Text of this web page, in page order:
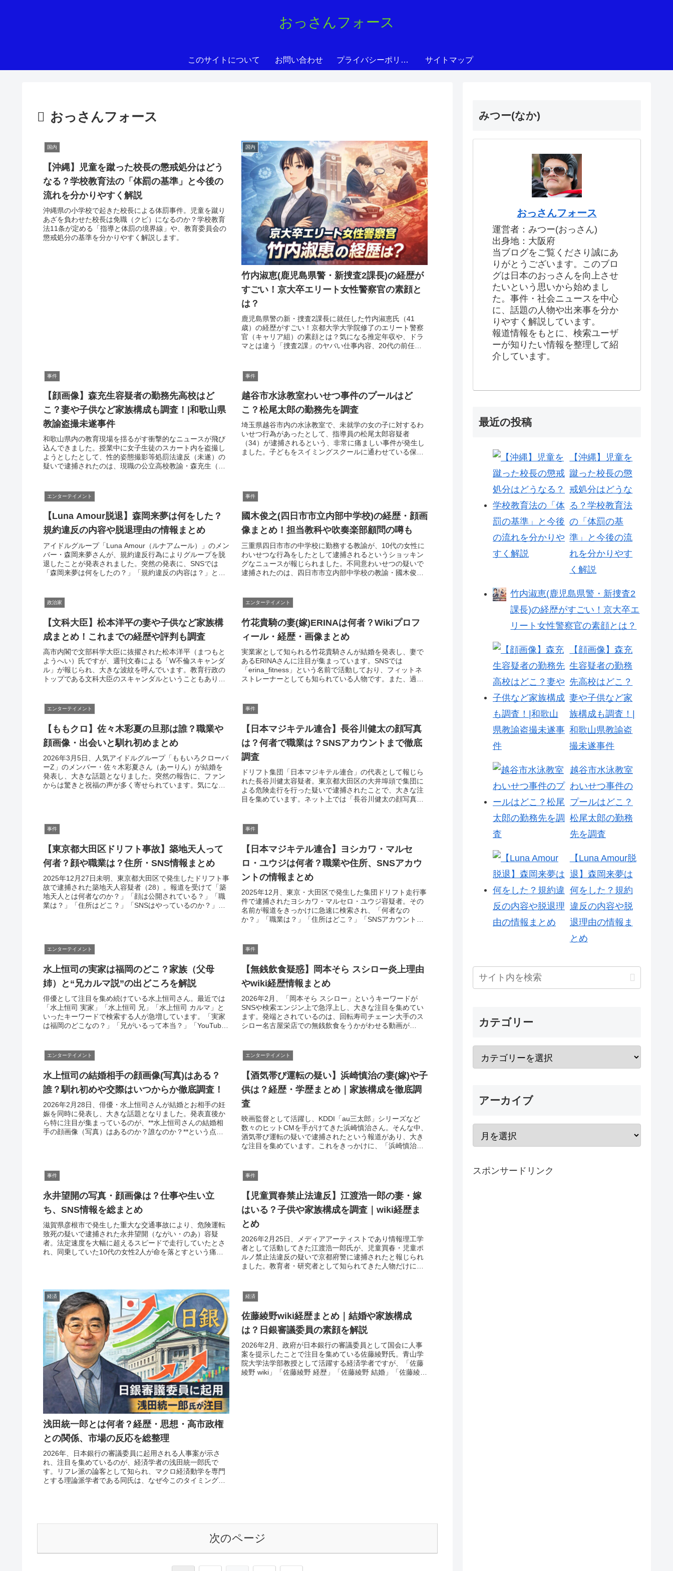
おっさんフォース
このサイトについて お問い合わせ プライバシーポリシー サイトマップ
おっさんフォース
国内
【沖縄】児童を蹴った校長の懲戒処分はどう
なる？学校教育法の「体罰の基準」と今後の
流れを分かりやすく解説
沖縄県の小学校で起きた校長による体罰事件。児童を蹴り
あざを負わせた校長は免職（クビ）になるのか？学校教育
法11条が定める「指導と体罰の境界線」や、教育委員会の
懲戒処分の基準を分かりやすく解説します。
国内
竹内淑恵(鹿児島県警・新捜査2課長)の経歴が
すごい！京大卒エリート女性警察官の素顔と
は？
鹿児島県警の新・捜査2課長に就任した竹内淑恵氏（41
歳）の経歴がすごい！京都大学大学院修了のエリート警察
官（キャリア組）の素顔とは？気になる推定年収や、ドラ
マとは違う「捜査2課」のヤバい仕事内容、20代の前任者
事件
【顔画像】森充生容疑者の勤務先高校はど
こ？妻や子供など家族構成も調査！|和歌山県
教諭盗撮未遂事件
和歌山県内の教育現場を揺るがす衝撃的なニュースが飛び
込んできました。授業中に女子生徒のスカート内を盗撮し
ようとしたとして、性的姿態撮影等処罰法違反（未遂）の
疑いで逮捕されたのは、現職の公立高校教諭・森充生（も
事件
越谷市水泳教室わいせつ事件のプールはど
こ？松尾太郎の勤務先を調査
埼玉県越谷市内の水泳教室で、未就学の女の子に対するわ
いせつ行為があったとして、指導員の松尾太郎容疑者
（34）が逮捕されるという、非常に痛ましい事件が発生し
ました。子どもをスイミングスクールに通わせている保護
エンターテイメント
【Luna Amour脱退】森岡来夢は何をした？
規約違反の内容や脱退理由の情報まとめ
アイドルグループ「Luna Amour（ルナアムール）」のメン
バー・森岡来夢さんが、規約違反行為によりグループを脱
退したことが発表されました。突然の発表に、SNSでは
「森岡来夢は何をしたの？」「規約違反の内容は？」と気
事件
國木俊之(四日市市立内部中学校)の経歴・顔画
像まとめ！担当教科や吹奏楽部顧問の噂も
三重県四日市市の中学校に勤務する教諭が、10代の女性に
わいせつな行為をしたとして逮捕されるというショッキン
グなニュースが報じられました。不同意わいせつの疑いで
逮捕されたのは、四日市市立内部中学校の教諭・國木俊之
政治家
【文科大臣】松本洋平の妻や子供など家族構
成まとめ！これまでの経歴や評判も調査
高市内閣で文部科学大臣に抜擢された松本洋平（まつもと
ようへい）氏ですが、週刊文春による「W不倫スキャンダ
ル」が報じられ、大きな波紋を呼んでいます。教育行政の
トップである文科大臣のスキャンダルということもあり、
エンターテイメント
竹花貴騎の妻(嫁)ERINAは何者？Wikiプロフ
ィール・経歴・画像まとめ
実業家として知られる竹花貴騎さんが結婚を発表し、妻で
あるERINAさんに注目が集まっています。SNSでは
「erina_fitness」という名前で活動しており、フィットネ
ストレーナーとしても知られている人物です。また、過去
エンターテイメント
【ももクロ】佐々木彩夏の旦那は誰？職業や
顔画像・出会いと馴れ初めまとめ
2026年3月5日、人気アイドルグループ「ももいろクローバ
ーZ」のメンバー・佐々木彩夏さん（あーりん）が結婚を
発表し、大きな話題となりました。突然の報告に、ファン
からは驚きと祝福の声が多く寄せられています。気になる
事件
【日本マジキテル連合】長谷川健太の顔写真
は？何者で職業は？SNSアカウントまで徹底
調査
ドリフト集団「日本マジキテル連合」の代表として報じら
れた長谷川健太容疑者。東京都大田区の大井埠頭で集団に
よる危険走行を行った疑いで逮捕されたことで、大きな注
目を集めています。ネット上では「長谷川健太の顔写真は
事件
【東京都大田区ドリフト事故】築地天人って
何者？顔や職業は？住所・SNS情報まとめ
2025年12月27日未明、東京都大田区で発生したドリフト事
故で逮捕された築地天人容疑者（28）。報道を受けて「築
地天人とは何者なのか？」「顔は公開されている？」「職
業は？」「住所はどこ？」「SNSはやっているのか？」と
事件
【日本マジキテル連合】ヨシカワ・マルセ
ロ・ユウジは何者？職業や住所、SNSアカウ
ントの情報まとめ
2025年12月、東京・大田区で発生した集団ドリフト走行事
件で逮捕されたヨシカワ・マルセロ・ユウジ容疑者。その
名前が報道をきっかけに急速に検索され、「何者なの
か？」「職業は？」「住所はどこ？」「SNSアカウントは
エンターテイメント
水上恒司の実家は福岡のどこ？家族（父母
姉）と“兄カルマ説”の出どころを解説
俳優として注目を集め続けている水上恒司さん。最近では
「水上恒司 実家」「水上恒司 兄」「水上恒司 カルマ」と
いったキーワードで検索する人が急増しています。「実家
は福岡のどこなの？」「兄がいるって本当？」「YouTuber
事件
【無銭飲食疑惑】岡本そら スシロー炎上理由
やwiki経歴情報まとめ
2026年2月、「岡本そら スシロー」というキーワードが
SNSや検索エンジン上で急浮上し、大きな注目を集めてい
ます。発端とされているのは、回転寿司チェーン大手のス
シロー名古屋栄店での無銭飲食をうかがわせる動画が
エンターテイメント
水上恒司の結婚相手の顔画像(写真)はある？
誰？馴れ初めや交際はいつからか徹底調査！
2026年2月28日、俳優・水上恒司さんが結婚とお相手の妊
娠を同時に発表し、大きな話題となりました。発表直後か
ら特に注目が集まっているのが、**水上恒司さんの結婚相
手の顔画像（写真）はあるのか？誰なのか？**という点で
エンターテイメント
【酒気帯び運転の疑い】浜崎慎治の妻(嫁)や子
供は？経歴・学歴まとめ｜家族構成を徹底調
査
映画監督として活躍し、KDDI「au三太郎」シリーズなど
数々のヒットCMを手がけてきた浜崎慎治さん。そんな中、
酒気帯び運転の疑いで逮捕されたという報道があり、大き
な注目を集めています。これをきっかけに、「浜崎慎治っ
事件
永井望開の写真・顔画像は？仕事や生い立
ち、SNS情報を総まとめ
滋賀県彦根市で発生した重大な交通事故により、危険運転
致死の疑いで逮捕された永井望開（ながい・のあ）容疑
者。法定速度を大幅に超えるスピードで走行していたとさ
れ、同乗していた10代の女性2人が命を落とすという痛ま
事件
【児童買春禁止法違反】江渡浩一郎の妻・嫁
はいる？子供や家族構成を調査｜wiki経歴ま
とめ
2026年2月25日、メディアアーティストであり情報理工学
者として活動してきた江渡浩一郎氏が、児童買春・児童ポ
ルノ禁止法違反の疑いで京都府警に逮捕されたと報じられ
ました。教育者・研究者として知られてきた人物だけに、
経済
浅田統一郎とは何者？経歴・思想・高市政権
との関係、市場の反応を総整理
2026年、日本銀行の審議委員に起用される人事案が示さ
れ、注目を集めているのが、経済学者の浅田統一郎氏で
す。リフレ派の論客として知られ、マクロ経済動学を専門
とする理論派学者である同氏は、なぜ今このタイミングで
経済
佐藤綾野wiki経歴まとめ｜結婚や家族構成
は？日銀審議委員の素顔を解説
2026年2月、政府が日本銀行の審議委員として国会に人事
案を提示したことで注目を集めている佐藤綾野氏。青山学
院大学法学部教授として活躍する経済学者ですが、「佐藤
綾野 wiki」「佐藤綾野 経歴」「佐藤綾野 結婚」「佐藤綾野
次のページ
みつー(なか)
おっさんフォース
運営者：みつー(おっさん)
出身地：大阪府
当ブログをご覧くださり誠にあ
りがとうございます。このブロ
グは日本のおっさんを向上させ
たいという思いから始めまし
た。事件・社会ニュースを中心
に、話題の人物や出来事を分か
りやすく解説しています。
報道情報をもとに、検索ユーザ
ーが知りたい情報を整理して紹
介しています。
最近の投稿
【沖縄】児童を
蹴った校長の懲
戒処分はどうな
る？学校教育法
の「体罰の基
準」と今後の流
れを分かりやす
く解説
竹内淑恵(鹿児島県警・新捜査2
課長)の経歴がすごい！京大卒エ
リート女性警察官の素顔とは？
【顔画像】森充
生容疑者の勤務
先高校はどこ？
妻や子供など家
族構成も調査！|
和歌山県教諭盗
撮未遂事件
越谷市水泳教室
わいせつ事件の
プールはどこ？
松尾太郎の勤務
先を調査
【Luna Amour脱
退】森岡来夢は
何をした？規約
違反の内容や脱
退理由の情報ま
とめ
カテゴリー
アーカイブ
スポンサードリンク